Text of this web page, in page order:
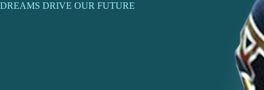
DREAMS DRIVE OUR FUTURE